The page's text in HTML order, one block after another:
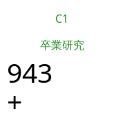
C1
卒業研究
943
+